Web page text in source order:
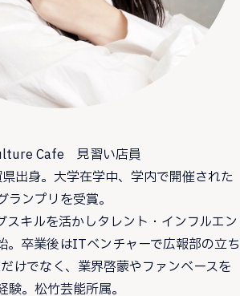
Cafe 見習い店員
出身。大学在学中、学内で開催された
ンプリを受賞。
スキルを活かしタレント・インフルエン
。卒業後はITベンチャーで広報部の立ち
けでなく、業界啓蒙やファンベースを
。松竹芸能所属。